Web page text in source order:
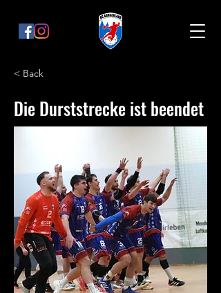
< Back
Die Durststrecke ist beendet